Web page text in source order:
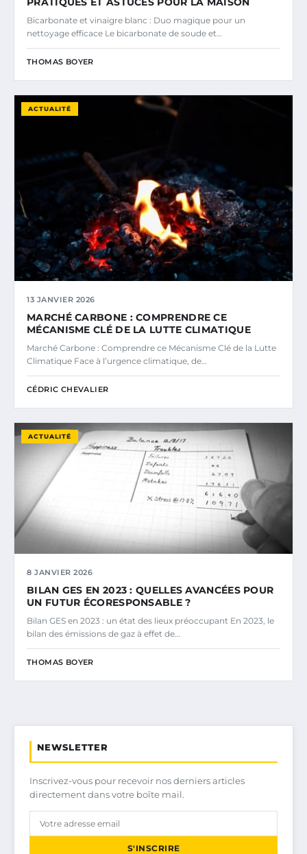
Bicarbonate et vinaigre blanc : Duo magique pour un
nettoyage efficace Le bicarbonate de soude et…
THOMAS BOYER
ACTUALITÉ
13 JANVIER 2026
MARCHÉ CARBONE : COMPRENDRE CE
MÉCANISME CLÉ DE LA LUTTE CLIMATIQUE
Marché Carbone : Comprendre ce Mécanisme Clé de la Lutte
Climatique Face à l’urgence climatique, de…
CÉDRIC CHEVALIER
ACTUALITÉ
8 JANVIER 2026
BILAN GES EN 2023 : QUELLES AVANCÉES POUR
UN FUTUR ÉCORESPONSABLE ?
Bilan GES en 2023 : un état des lieux préoccupant En 2023, le
bilan des émissions de gaz à effet de…
THOMAS BOYER
NEWSLETTER
Inscrivez-vous pour recevoir nos derniers articles
directement dans votre boîte mail.
S'INSCRIRE